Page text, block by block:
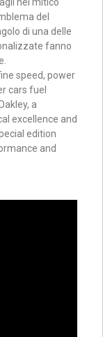
del
di una delle
fanno
speed, power
cars fuel
a
excellence and
edition
and